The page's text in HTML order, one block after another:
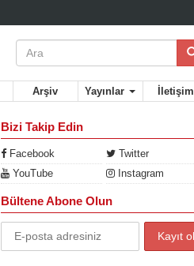
Arşiv Yayınlar İletişim
Bizi Takip Edin
Facebook
Twitter
YouTube
Instagram
Bültene Abone Olun